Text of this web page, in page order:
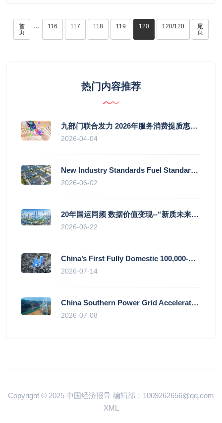
首
页
··· 116 117 118 119 120 120/120
尾
页
热门内容推荐
九部门联合发力 2026年服务消费提质惠民行动启幕
2026-04-04
New Industry Standards Fuel Standardised and Scaled Growth of China’s Embodied Intelligence Sector
2026-06-02
20年国运同频 数据价值变现--“新质未来”平台开启产业通证新时代
2026-06-22
China’s First Fully Domestic 100,000-Card AI Supercluster Launched in Zhengzhou, Integrated Into National Supercomputing Internet
2026-07-14
China Southern Power Grid Accelerates Grid Works to Secure Summer Power Supply Across Southern Provinces
2026-07-08
Copyright © 2025 中国经济报导 编辑部：1009262656@qq.com
XML